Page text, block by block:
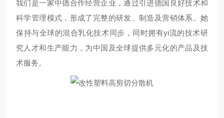
我们是一家中德合作经营企业，通过引进德国良好技术和
科学管理模式，形成了完整的研发、制造及营销体系。她
保持与全球的混合乳化技术同步，同时拥有yi流的技术研
究人才和生产能力，为中国及全球提供多元化的产品及技
术服务。